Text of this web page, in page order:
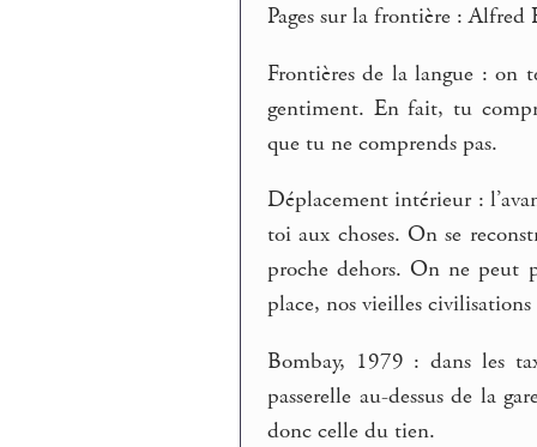
Pages sur la frontière :
Frontières de la langue : on
gentiment. En fait, tu
que tu ne comprends pas.
Déplacement intérieur :
toi aux choses. On se
proche dehors. On ne peut
place, nos vieilles civilisations
Bombay, 1979 : dans les
passerelle au-dessus de la
donc celle du tien.